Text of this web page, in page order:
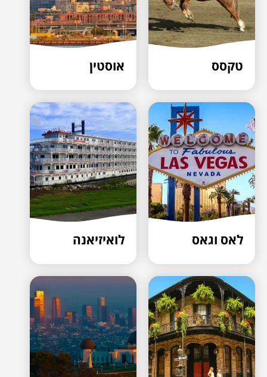
טקסס אוסטין
לאס וגאס לואיזיאנה